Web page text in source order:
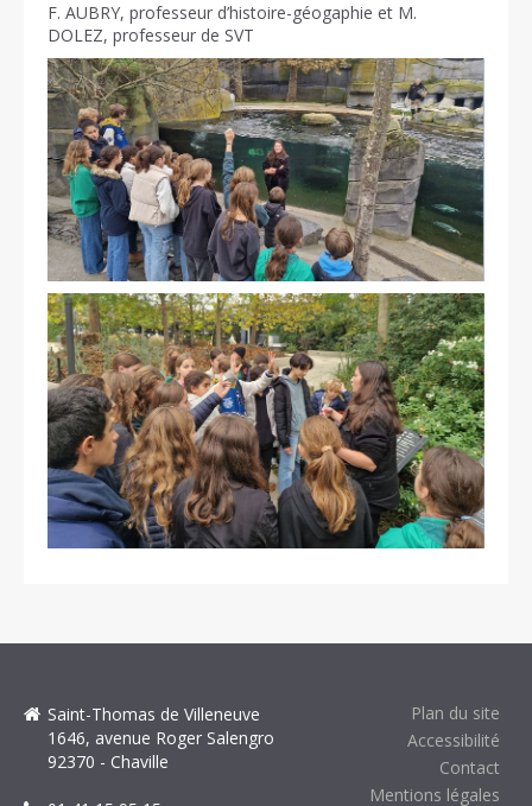
F. AUBRY, professeur d’histoire-géogaphie et M.
DOLEZ, professeur de SVT
Plan du site
Accessibilité
Contact
Mentions légales
Saint-Thomas de Villeneuve
1646, avenue Roger Salengro
92370 - Chaville